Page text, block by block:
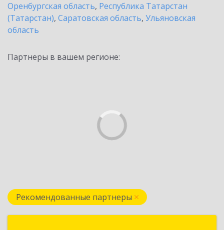
Оренбургская область, Республика Татарстан
(Татарстан), Саратовская область, Ульяновская
область
Партнеры в вашем регионе:
Рекомендованные партнеры